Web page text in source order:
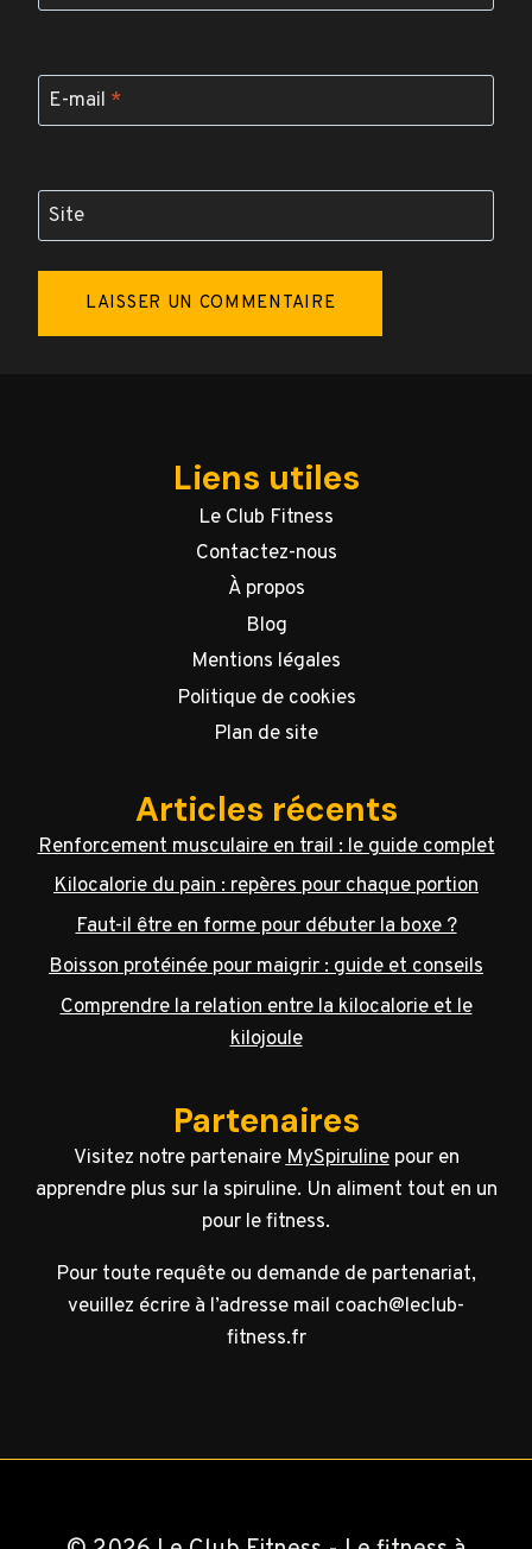
E-mail *
Site
Liens utiles
Le Club Fitness
Contactez-nous
À propos
Blog
Mentions légales
Politique de cookies
Plan de site
Articles récents
Renforcement musculaire en trail : le guide complet
Kilocalorie du pain : repères pour chaque portion
Faut-il être en forme pour débuter la boxe ?
Boisson protéinée pour maigrir : guide et conseils
Comprendre la relation entre la kilocalorie et le
kilojoule
Partenaires
Visitez notre partenaireMySpirulinepour en
apprendre plus sur la spiruline. Un aliment tout en un
pour le fitness.
Pour toute requête ou demande de partenariat,
veuillez écrire à l’adresse mail coach@leclub-
fitness.fr